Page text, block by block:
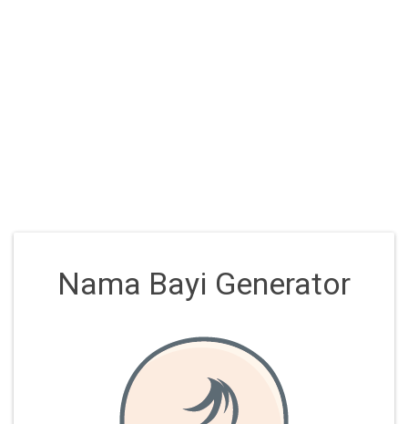
Nama Bayi Generator